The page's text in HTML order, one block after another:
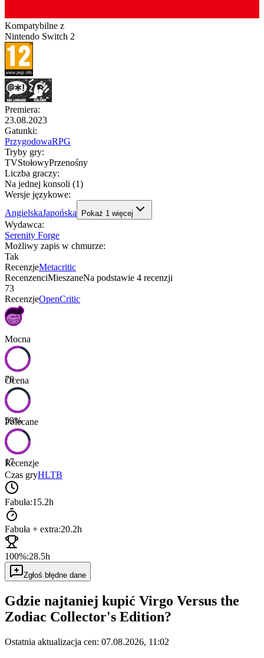
Kompatybilne z
Nintendo Switch 2
Premiera:
23.08.2023
Gatunki:
PrzygodowaRPG
Tryby gry:
TVStołowyPrzenośny
Liczba graczy:
Na jednej konsoli (1)
Wersje językowe:
AngielskaJapońska Pokaż 1 więcej
Wydawca:
Serenity Forge
Możliwy zapis w chmurze:
Tak
RecenzjeMetacritic
RecenzenciMieszaneNa podstawie 4 recenzji
73
RecenzjeOpenCritic
Mocna
78
Ocena
59%
Polecane
17
Recenzje
Czas gryHLTB
Fabuła:15.2h
Fabuła + extra:20.2h
100%:28.5h
Zgłoś błędne dane
Gdzie najtaniej kupić Virgo Versus the
Zodiac Collector's Edition?
Ostatnia aktualizacja cen: 07.08.2026, 11:02